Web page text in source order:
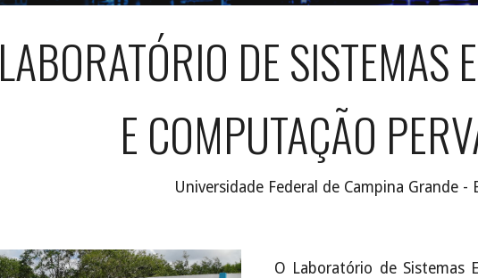
LABORATÓRIO DE SISTEMAS
E COMPUTAÇÃO
Universidade Federal de Campina Grande -
O Laboratório de Sistemas